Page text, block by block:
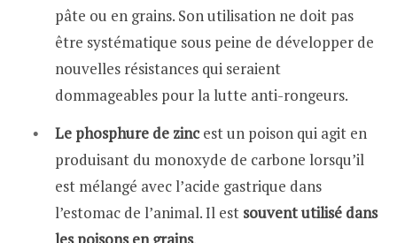
pâte ou en grains. Son utilisation ne doit pas
être systématique sous peine de développer de
nouvelles résistances qui seraient
dommageables pour la lutte anti-rongeurs.
Le phosphure de zincest un poison qui agit en
produisant du monoxyde de carbone lorsqu’il
est mélangé avec l’acide gastrique dans
l’estomac de l’animal. Il est souvent utilisé dans